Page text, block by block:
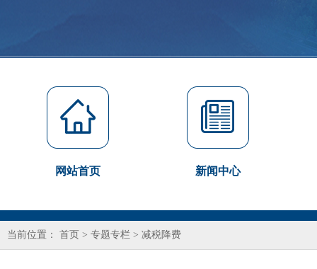
网站首页 新闻中心
当前位置： 首页 > 专题专栏 > 减税降费